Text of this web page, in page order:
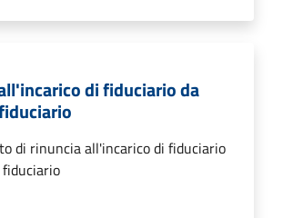
di fiduciario da
di rinuncia all'incarico di fiduciario